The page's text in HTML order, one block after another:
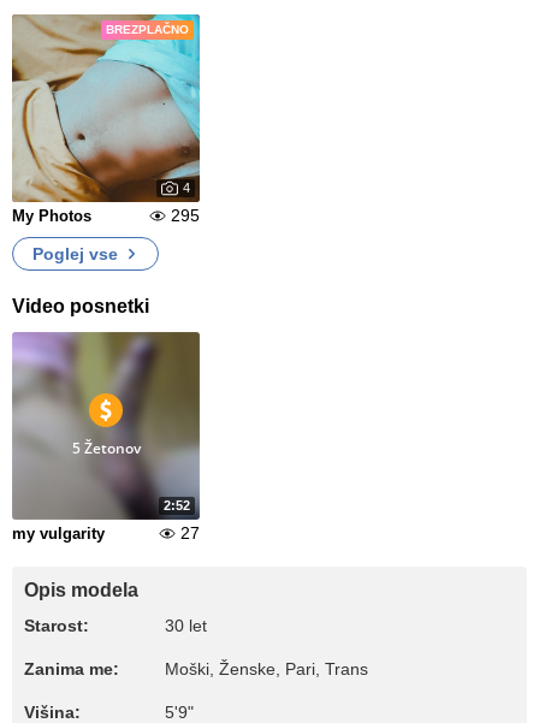
BREZPLAČNO
4
My Photos
295
Poglej vse
Video posnetki
2:52
5 Žetonov
my vulgarity 27
Opis modela
Starost: 30 let
Zanima me: Moški, Ženske, Pari, Trans
Višina: 5'9"